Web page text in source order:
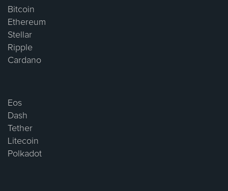
Bitcoin
Ethereum
Stellar
Ripple
Cardano
Eos
Dash
Tether
Litecoin
Polkadot